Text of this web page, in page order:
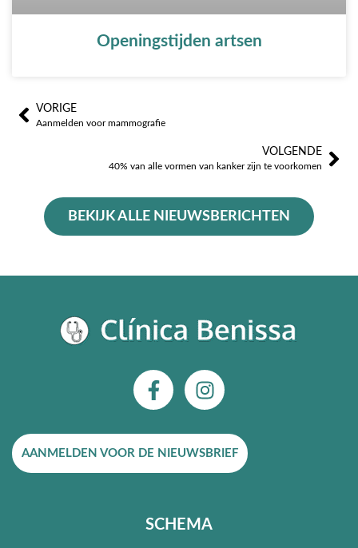
Openingstijden artsen
Prev
VORIGE
Aanmelden voor mammografie
VOLGENDE
40% van alle vormen van kanker zijn te voorkomen
BEKIJK ALLE NIEUWSBERICHTEN
F
a
e
b
o
k
I
n
t
a
g
a
AANMELDEN VOOR DE NIEUWSBRIEF
SCHEMA